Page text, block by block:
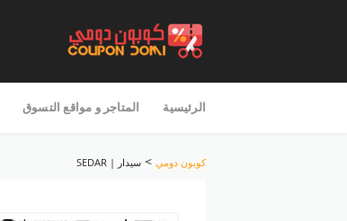
للمحتوى
الرئيسية المتاجر و مواقع التسوق
كوبون دومي > سيدار | SEDAR